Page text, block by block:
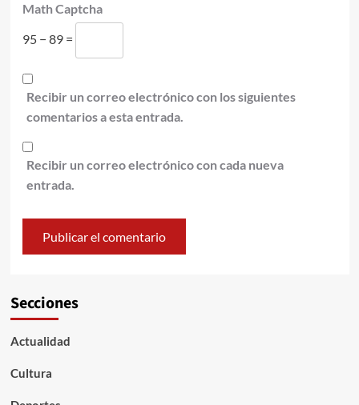
Math Captcha
95 − 89 =
Recibir un correo electrónico con los siguientes
comentarios a esta entrada.
Recibir un correo electrónico con cada nueva
entrada.
Secciones
Actualidad
Cultura